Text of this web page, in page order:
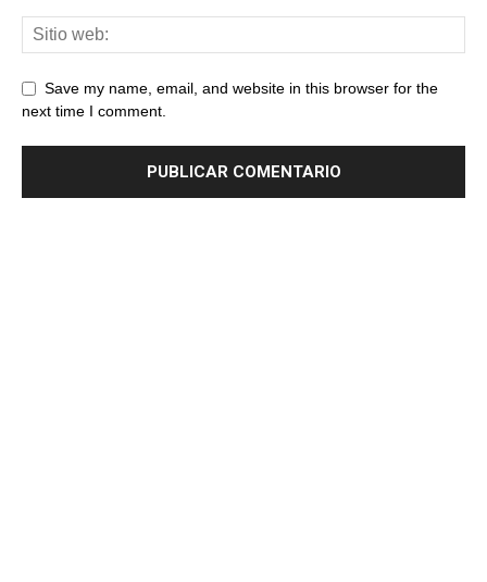
Save my name, email, and website in this browser for the
next time I comment.